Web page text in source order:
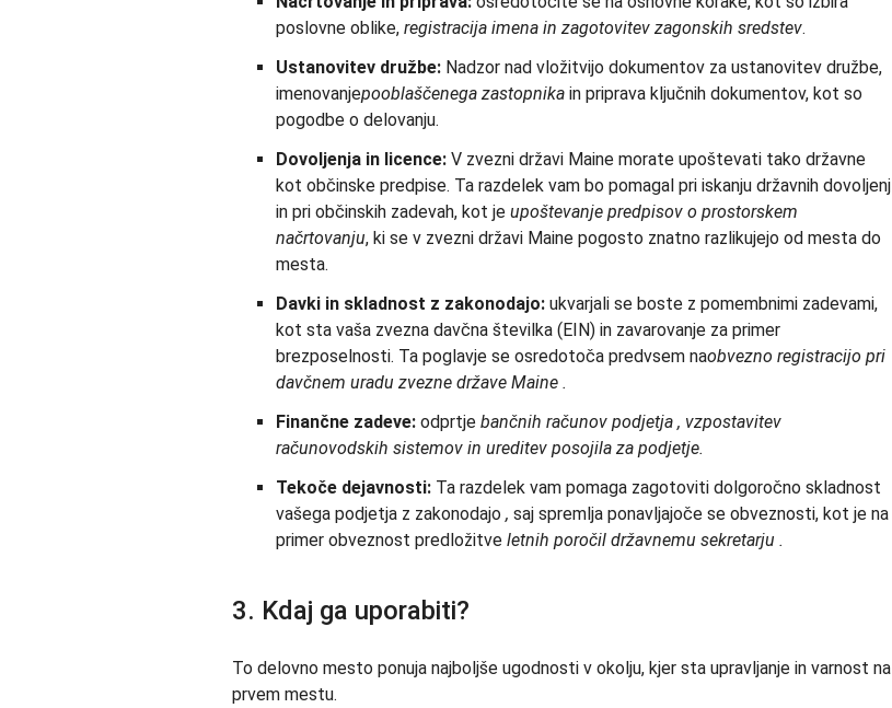
poslovne oblike, registracija imena in zagotovitev zagonskih sredstev.
Ustanovitev družbe: Nadzor nad vložitvijo dokumentov za ustanovitev družbe,
imenovanjepooblaščenega zastopnika in priprava ključnih dokumentov, kot so
pogodbe o delovanju.
Dovoljenja in licence: V zvezni državi Maine morate upoštevati tako državne
kot občinske predpise. Ta razdelek vam bo pomagal pri iskanju državnih dovoljenj
in pri občinskih zadevah, kot je upoštevanje predpisov o prostorskem
načrtovanju, ki se v zvezni državi Maine pogosto znatno razlikujejo od mesta do
mesta.
Davki in skladnost z zakonodajo: ukvarjali se boste z pomembnimi zadevami,
kot sta vaša zvezna davčna številka (EIN) in zavarovanje za primer
brezposelnosti. Ta poglavje se osredotoča predvsem naobvezno registracijo pri
davčnem uradu zvezne države Maine .
Finančne zadeve: odprtje bančnih računov podjetja , vzpostavitev
računovodskih sistemov in ureditev posojila za podjetje.
Tekoče dejavnosti: Ta razdelek vam pomaga zagotoviti dolgoročno skladnost
vašega podjetja z zakonodajo , saj spremlja ponavljajoče se obveznosti, kot je na
primer obveznost predložitve letnih poročil državnemu sekretarju .
3. Kdaj ga uporabiti?
To delovno mesto ponuja najboljše ugodnosti v okolju, kjer sta upravljanje in varnost na
prvem mestu.